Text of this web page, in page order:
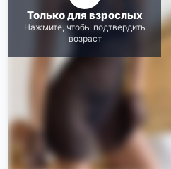
Только для взрослых
Нажмите, чтобы подтвердить
возраст